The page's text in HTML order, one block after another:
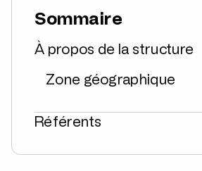
Sommaire
À propos de la structure
Zone géographique
Référents